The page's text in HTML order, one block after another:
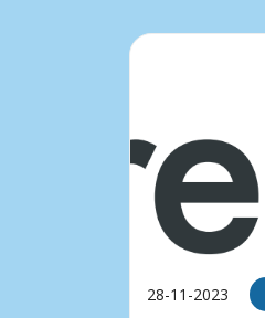
28-11-2023